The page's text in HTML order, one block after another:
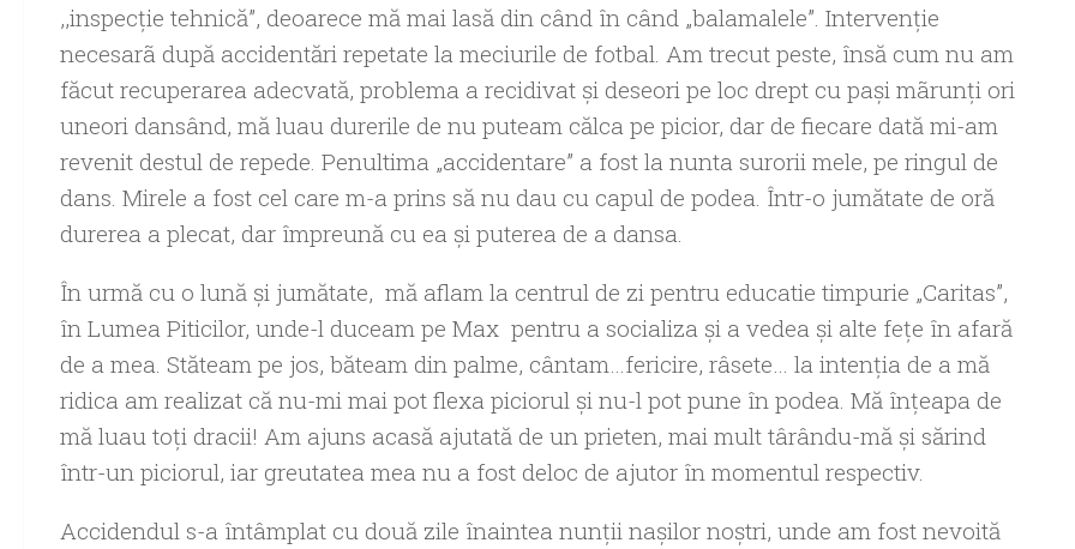
,,inspecție tehnică”, deoarece mă mai lasă din când în când „balamalele”. Intervenție
necesarã după accidentări repetate la meciurile de fotbal. Am trecut peste, însă cum nu am
făcut recuperarea adecvată, problema a recidivat și deseori pe loc drept cu pași mãrunți ori
uneori dansând, mă luau durerile de nu puteam călca pe picior, dar de fiecare dată mi-am
revenit destul de repede. Penultima „accidentare” a fost la nunta surorii mele, pe ringul de
dans. Mirele a fost cel care m-a prins să nu dau cu capul de podea. Într-o jumătate de oră
durerea a plecat, dar împreună cu ea şi puterea de a dansa.
În urmă cu o lună şi jumătate, mă aflam la centrul de zi pentru educatie timpurie „Caritas”,
în Lumea Piticilor, unde-l duceam pe Max pentru a socializa și a vedea și alte fețe în afară
de a mea. Stăteam pe jos, băteam din palme, cântam…fericire, râsete… la intenția de a mă
ridica am realizat că nu-mi mai pot flexa piciorul şi nu-l pot pune în podea. Mă înțeapa de
mă luau toți dracii! Am ajuns acasă ajutată de un prieten, mai mult târându-mă și sărind
într-un piciorul, iar greutatea mea nu a fost deloc de ajutor în momentul respectiv.
Accidendul s-a întâmplat cu două zile înaintea nunţii naşilor noştri, unde am fost nevoită